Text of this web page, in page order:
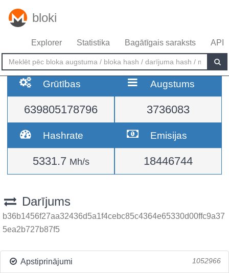
bloki
Explorer Statistika Bagātīgais saraksts API
Grūtības
639805178796
Augstums
3736083
Hashrate
5331.7 Mh/s
Emisijas
18446744
Darījums
b36b1456f27aa32436d5a1f4cebc85c4364e65330d00ffc9a37
5ea2b727b87f5
Apstiprinājumi 1052966